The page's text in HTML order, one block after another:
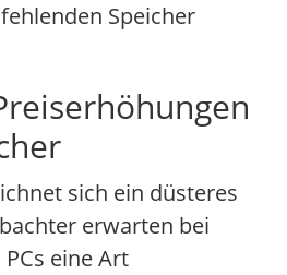
Speicher
sich ein düsteres
erwarten bei
eine Art